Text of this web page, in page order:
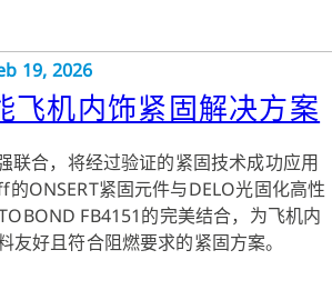
19, 2026
飞机内饰紧固解决方案
联合，将经过验证的紧固技术成功应用
ONSERT紧固元件与DELO光固化高性
FB4151的完美结合，为飞机内
友好且符合阻燃要求的紧固方案。